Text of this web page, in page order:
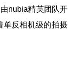
nubia精英团队开
单反相机级的拍摄